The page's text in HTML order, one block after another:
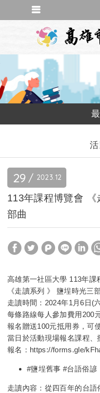
29 12
2023
113年課程博覽會
部曲
高雄第一社區大學 113年課
《走讀系列 》 鹽埕時光三
走讀時間：2024年1月6日(
每條路線每人參加費用200
報名贈送100元抵用券，可
當日於活動現場報名課程、
報名： https://forms.gle/
#鹽埕舊事 #台語俗諺
走讀內容：從四百年的台